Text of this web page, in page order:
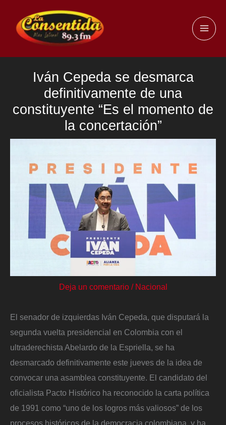
contenido
Iván Cepeda se desmarca
definitivamente de una
constituyente “Es el momento de
la concertación”
Deja un comentario / Nacional
El senador de izquierdas Iván Cepeda, que disputará la
segunda vuelta presidencial en Colombia con el
ultraderechista Abelardo de la Espriella, se ha
desmarcado definitivamente este jueves de la idea de
convocar una asamblea constituyente. El candidato del
oficialista Pacto Histórico ha reconocido la carta política
de 1991 como “uno de los logros más valiosos” de los
procesos históricos de la democracia colombiana, y ha